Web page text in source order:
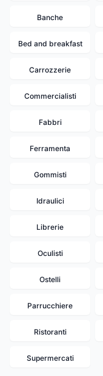
Banche
Bed and breakfast
Carrozzerie
Commercialisti
Fabbri
Ferramenta
Gommisti
Idraulici
Librerie
Oculisti
Ostelli
Parrucchiere
Ristoranti
Supermercati